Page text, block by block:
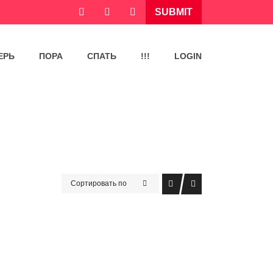
SUBMIT
ПОРА СПАТЬ !!! LOGIN
Сортировать по